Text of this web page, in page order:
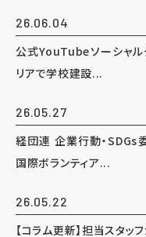
26.06.04
公式YouTubeソーシャル
リアで学校建設...
26.05.27
経団連 企業行動・SDGs
国際ボランティア...
26.05.22
【コラム更新】担当スタ